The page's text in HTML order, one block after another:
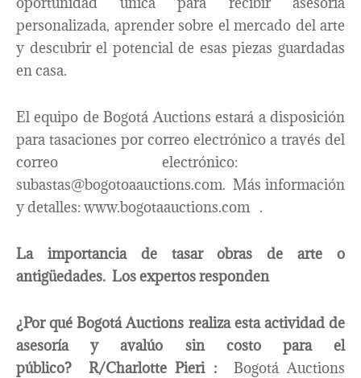
personalizada, aprender sobre el mercado del arte
y descubrir el potencial de esas piezas guardadas
en casa.
El equipo de Bogotá Auctions estará a disposición
para tasaciones por correo electrónico a través del
correo electrónico:
subastas@bogotoaauctions.com. Más información
y detalles: www.bogotaauctions.com .
La importancia de tasar obras de arte o
antigüedades. Los expertos responden
¿Por qué Bogotá Auctions realiza esta actividad de
asesoría y avalúo sin costo para el
público? R/Charlotte Pieri :
Bogotá Auctions